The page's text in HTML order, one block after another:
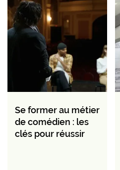
Se former au métier
de comédien : les
clés pour réussir